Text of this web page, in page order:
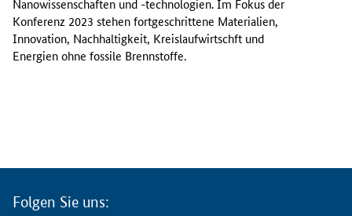
c
h
r
a
t
e
Nanowissenschaften und -technologien. Im Fokus der
Konferenz 2023 stehen fortgeschrittene Materialien,
Innovation, Nachhaltigkeit, Kreislaufwirtschft und
Energien ohne fossile Brennstoffe.
Folgen Sie uns: